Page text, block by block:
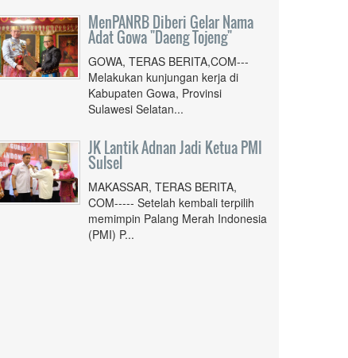
MenPANRB Diberi Gelar Nama
Adat Gowa "Daeng Tojeng"
GOWA, TERAS BERITA,COM---
Melakukan kunjungan kerja di
Kabupaten Gowa, Provinsi
Sulawesi Selatan...
JK Lantik Adnan Jadi Ketua PMI
Sulsel
MAKASSAR, TERAS BERITA,
COM----- Setelah kembali terpilih
memimpin Palang Merah Indonesia
(PMI) P...